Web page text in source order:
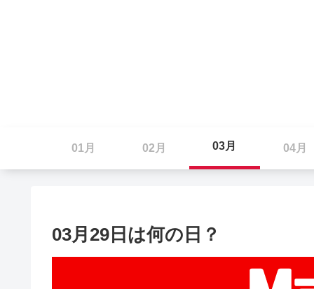
01月 02月 03月 04月
03月29日は何の日？